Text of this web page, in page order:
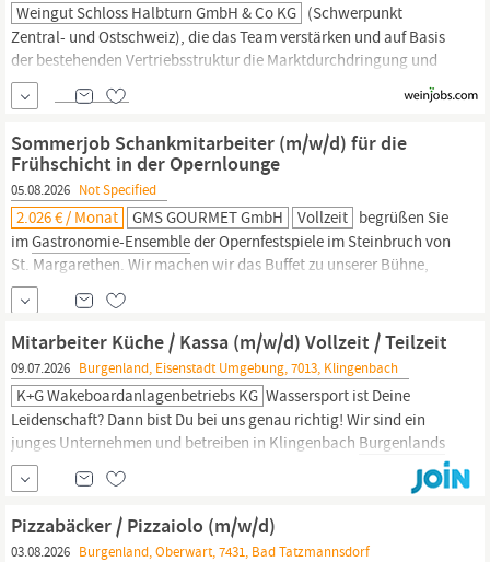
Weingut Schloss Halbturn GmbH & Co KG (Schwerpunkt
Zentral- und Ostschweiz), die das Team verstärken und auf Basis
der bestehenden Vertriebsstruktur die Marktdurchdringung und
Positionierung der Markenfamilie von Weingut Schloss Halbturn
(KOENIGSEGG-Weine, SCHLOSS HALBTURN-Weine,
KOENIGSEGG-Spirituosen, AUSTRIAN EAGLE-Weine sowie
GERMAN EAGLE-Weine) in der gehobenen, weinaffinen
Gastronomie
Sommerjob Schankmitarbeiter (m/w/d) für die
Frühschicht in der Opernlounge
05.08.2026 Not Specified
2.026 € / Monat GMS GOURMET GmbH Vollzeit begrüßen Sie
imGastronomie-Ensembleder Opernfestspiele im Steinbruch von
St. Margarethen. Wir machen wir das Buffet zu unserer Bühne,
gemeinsam sorgen wir für einen genussvollen Abend für alle, die
die Magie der Oper in einer einzigartigen Location genießen. Auf
geht s zu einer Saison voller Musik, gutem Essen und der
unvergleichbaren
Mitarbeiter Küche / Kassa (m/w/d) Vollzeit / Teilzeit
09.07.2026 Burgenland, Eisenstadt Umgebung, 7013, Klingenbach
K+G Wakeboardanlagenbetriebs KG Wassersport ist Deine
Leidenschaft? Dann bist Du bei uns genau richtig! Wir sind ein
junges Unternehmen und betreiben in Klingenbach Burgenlands
erste und einzige Wakeboardanlage. Aufgaben Gästebetreuung
und Beratung Zubereitung unserer Speisen in bester Qualität
Präsentation und Ausgabe von Produkten Kassatätigkeit
Allgemeine Reinigungsaufgaben
Pizzabäcker / Pizzaiolo (m/w/d)
03.08.2026 Burgenland, Oberwart, 7431, Bad Tatzmannsdorf